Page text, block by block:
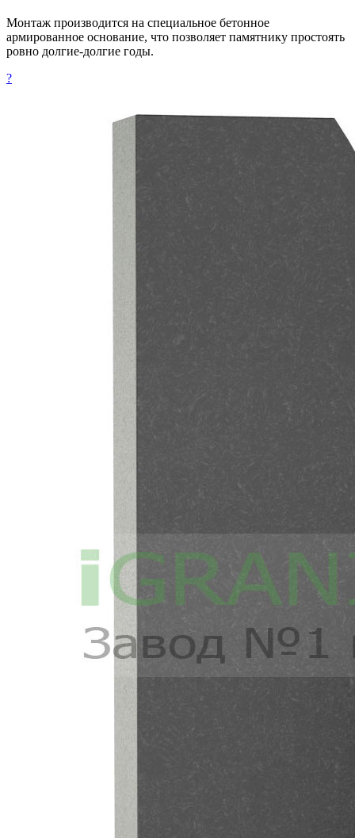
Монтаж производится на специальное бетонное
армированное основание, что позволяет памятнику простоять
ровно долгие-долгие годы.
?